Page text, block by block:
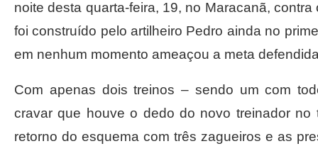
noite desta quarta-feira, 19, no Maracanã,
foi construído pelo artilheiro Pedro ainda no
em nenhum momento ameaçou a meta
Com apenas dois treinos – sendo um com
cravar que houve o dedo do novo treinador no
retorno do esquema com três zagueiros e as